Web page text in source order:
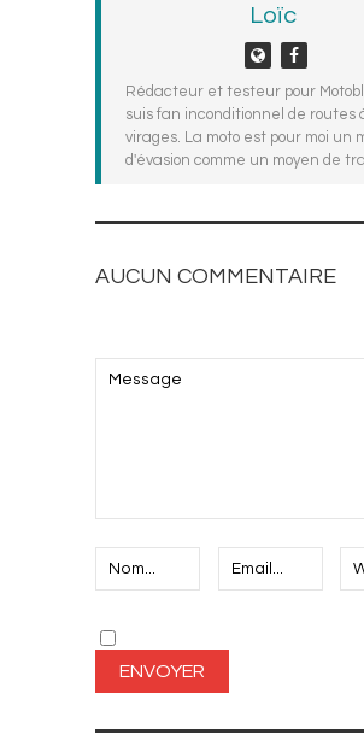
Loïc
Rédacteur et testeur pour
suis fan inconditionnel de routes
virages. La moto est pour moi un
d'évasion comme un moyen de
AUCUN COMMENTAIRE